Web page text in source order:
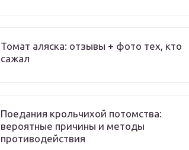
Томат аляска: отзывы + фото тех, кто
сажал
Поедания крольчихой потомства:
вероятные причины и методы
противодействия